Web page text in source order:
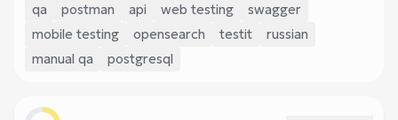
qa postman api web testing
swagger
mobile testing
opensearch testit
russian
manual qa
postgresql